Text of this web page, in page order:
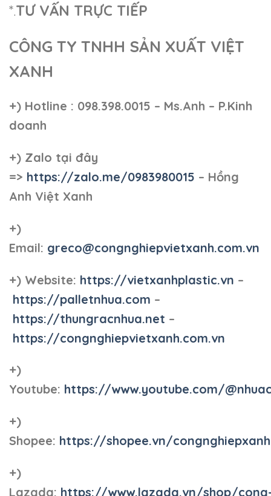
*.TƯ VẤN TRỰC TIẾP
CÔNG TY TNHH SẢN XUẤT VIỆT
XANH
+) Hotline : 098.398.0015 – Ms.Anh – P.Kinh
doanh
+) Zalo tại đây
=> https://zalo.me/0983980015 – Hồng
Anh Việt Xanh
+)
Email: greco@congnghiepvietxanh.com.vn
+) Website: https://vietxanhplastic.vn –
https://palletnhua.com –
https://thungracnhua.net –
https://congnghiepvietxanh.com.vn
+)
Youtube: https://www.youtube.com/
+)
Shopee: https://shopee.vn/
+)
Lazada: https://www.lazada.vn/shop/